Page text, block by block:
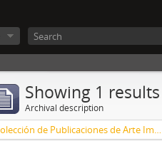
Showing 1 results
Archival description
Colección de Publicaciones de Arte Impreso